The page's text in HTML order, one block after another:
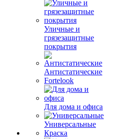
Уличные и
грязезащитные
покрытия
Антистатические
Fortelook
Для дома и офиса
Универсальные
Краска